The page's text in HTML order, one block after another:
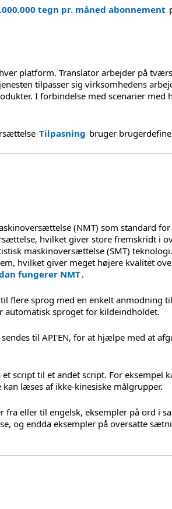
tegn pr. måned abonnement
platform. Translator arbejder på
tilpasser sig virksomhedens
I forbindelse med scenarier med
Tilpasning bruger
(NMT) som standard for
hvilket giver store fremskridt i
maskinoversættelse (SMT)
hvilket giver meget højere kvalitet
fungerer NMT.
flere sprog med en enkelt anmodning
automatisk sproget for kildeindholdet.
til API'EN, for at hjælpe med at
script til et andet script. For eksempel
læses af ikke-kinesiske målgrupper.
fra eller til engelsk, eksempler på ord i
og endda eksempler på oversatte